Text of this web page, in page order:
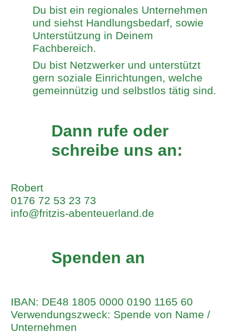
Du bist ein regionales Unternehmen
und siehst Handlungsbedarf, sowie
Unterstützung in Deinem
Fachbereich.
Du bist Netzwerker und unterstützt
gern soziale Einrichtungen, welche
gemeinnützig und selbstlos tätig sind.
Dann rufe oder
schreibe uns an:
Robert
0176 72 53 23 73
info@fritzis-abenteuerland.de
Spenden an
IBAN: DE48 1805 0000 0190 1165 60
Verwendungszweck: Spende von Name /
Unternehmen